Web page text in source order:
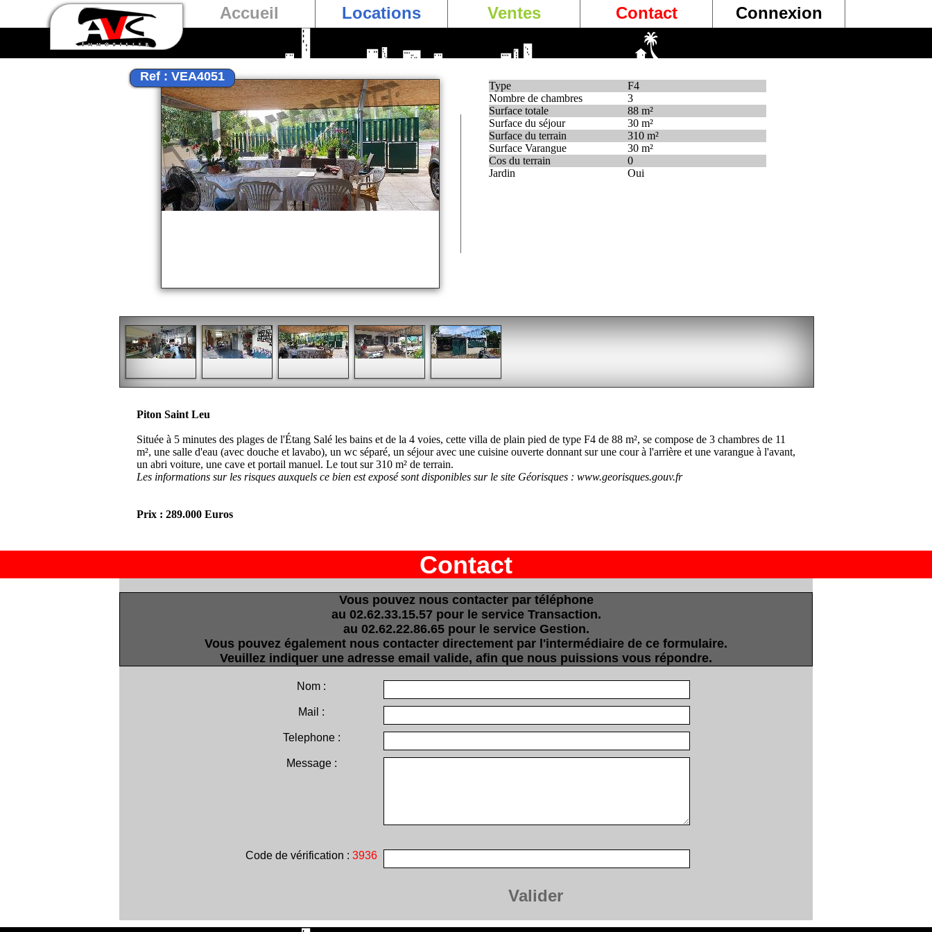
Accueil Locations Ventes Contact Connexion
Ref : VEA4051
Type
F4
Nombre de chambres
3
Surface totale
88 m²
Surface du séjour
30 m²
Surface du terrain
310 m²
Surface Varangue
30 m²
Cos du terrain
0
Jardin
Oui
Piton Saint Leu
Située à 5 minutes des plages de l'Étang Salé les bains et de la 4 voies, cette villa de plain pied de type F4 de 88 m², se compose de 3 chambres de 11
m², une salle d'eau (avec douche et lavabo), un wc séparé, un séjour avec une cuisine ouverte donnant sur une cour à l'arrière et une varangue à l'avant,
un abri voiture, une cave et portail manuel. Le tout sur 310 m² de terrain.
Les informations sur les risques auxquels ce bien est exposé sont disponibles sur le site Géorisques : www.georisques.gouv.fr
Prix : 289.000 Euros
Contact
Vous pouvez nous contacter par téléphone
au 02.62.33.15.57 pour le service Transaction.
au 02.62.22.86.65 pour le service Gestion.
Vous pouvez également nous contacter directement par l'intermédiaire de ce formulaire.
Veuillez indiquer une adresse email valide, afin que nous puissions vous répondre.
Nom :
Mail :
Telephone :
Message :
Code de vérification : 3936